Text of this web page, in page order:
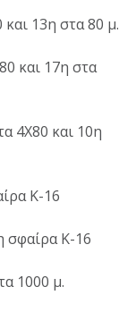
13η στα 80 μ.
και 17η στα
4Χ80 και 10η
Κ-16
σφαίρα Κ-16
1000 μ.